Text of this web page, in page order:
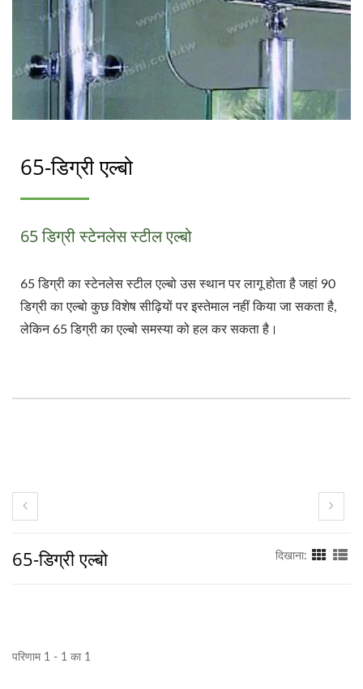
65-डिग्री एल्बो
65 डिग्री स्टेनलेस स्टील एल्बो
65 डिग्री का स्टेनलेस स्टील एल्बो उस स्थान पर लागू होता है जहां 90
डिग्री का एल्बो कुछ विशेष सीढ़ियों पर इस्तेमाल नहीं किया जा सकता है,
लेकिन 65 डिग्री का एल्बो समस्या को हल कर सकता है।
65-डिग्री एल्बो दिखाना:
परिणाम 1 - 1 का 1